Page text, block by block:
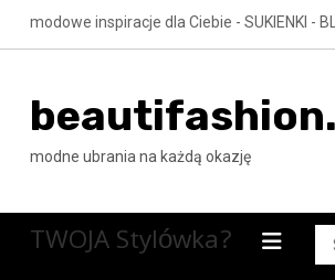
Skip
to
modowe inspiracje dla Ciebie - SUKIENKI -
modne ubrania na każdą okazję
TWOJA Stylówka?